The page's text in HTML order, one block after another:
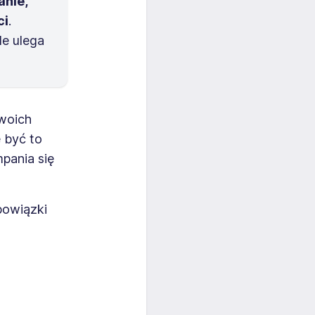
.
ulega
być to
się